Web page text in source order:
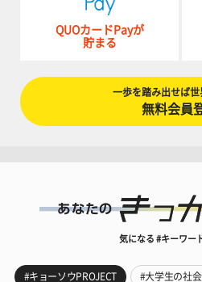
QUOカードPayが
貯まる
一歩を踏み出せば世
無料会員
気になる #キーワー
#キョーソウPROJECT #大学生の社